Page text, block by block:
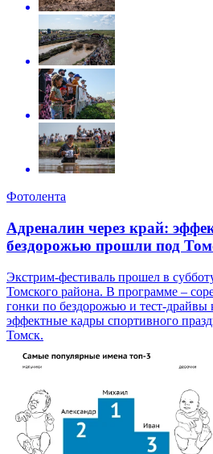
Фотолента
Адреналин через край:
бездорожью прошли под
Экстрим-фестиваль прошел в
Томского района. В программе –
гонки по бездорожью и тест-
эффектные кадры спортивного
Томск.